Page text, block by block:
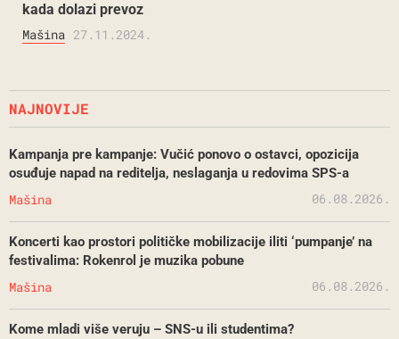
kada dolazi prevoz
Mašina 27.11.2024.
NAJNOVIJE
Kampanja pre kampanje: Vučić ponovo o ostavci, opozicija
osuđuje napad na reditelja, neslaganja u redovima SPS-a
Mašina 06.08.2026.
Koncerti kao prostori političke mobilizacije iliti ‘pumpanje’ na
festivalima: Rokenrol je muzika pobune
Mašina 06.08.2026.
Kome mladi više veruju – SNS-u ili studentima?